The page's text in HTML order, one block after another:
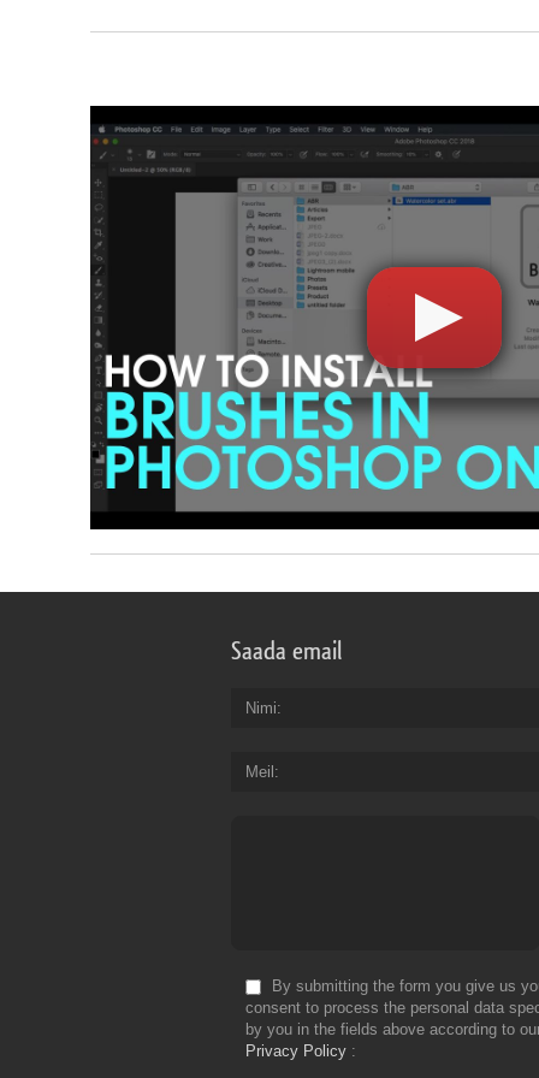
Saada email
Nimi
Meil
By submitting the form you give us
consent to process the personal data
by you in the fields above according to
Privacy Policy